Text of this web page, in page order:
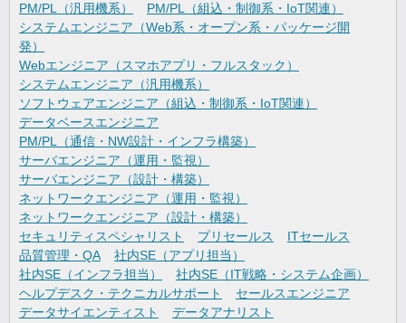
PM/PL（汎用機系）
PM/PL（組込・制御系・IoT関連）
システムエンジニア（Web系・オープン系・パッケージ開
発）
Webエンジニア（スマホアプリ・フルスタック）
システムエンジニア（汎用機系）
ソフトウェアエンジニア（組込・制御系・IoT関連）
データベースエンジニア
PM/PL（通信・NW設計・インフラ構築）
サーバエンジニア（運用・監視）
サーバエンジニア（設計・構築）
ネットワークエンジニア（運用・監視）
ネットワークエンジニア（設計・構築）
セキュリティスペシャリスト
プリセールス
ITセールス
品質管理・QA
社内SE（アプリ担当）
社内SE（インフラ担当）
社内SE（IT戦略・システム企画）
ヘルプデスク・テクニカルサポート
セールスエンジニア
データサイエンティスト
データアナリスト